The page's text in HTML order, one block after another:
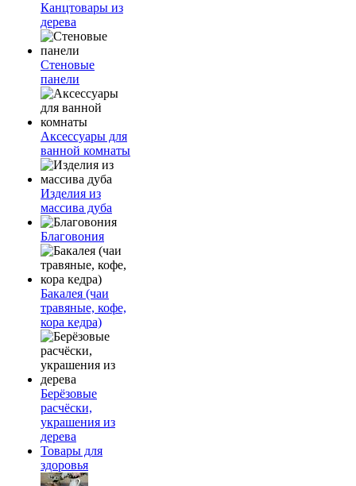
Канцтовары из
дерева
Стеновые
панели
Аксессуары для
ванной комнаты
Изделия из
массива дуба
Благовония
Бакалея (чаи
травяные, кофе,
кора кедра)
Берёзовые
расчёски,
украшения из
дерева
Товары для
здоровья